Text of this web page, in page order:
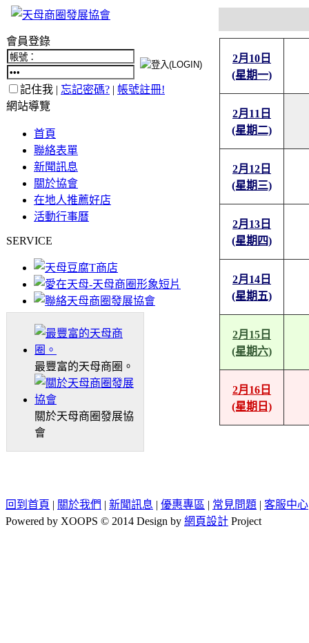
會員登錄
記住我 | 忘記密碼? | 帳號註冊!
網站導覽
首頁
聯絡表單
新聞訊息
關於協會
在地人推薦好店
活動行事曆
SERVICE
最豐富的天母商圈。
關於天母商圈發展協
會
2月10日
(星期一)
2月11日
(星期二)
2月12日
(星期三)
2月13日
(星期四)
2月14日
(星期五)
2月15日
(星期六)
2月16日
(星期日)
回到首頁 | 關於我們 | 新聞訊息 | 優惠專區 | 常見問題 | 客服中心
Powered by XOOPS © 2014 Design by 網頁設計 Project